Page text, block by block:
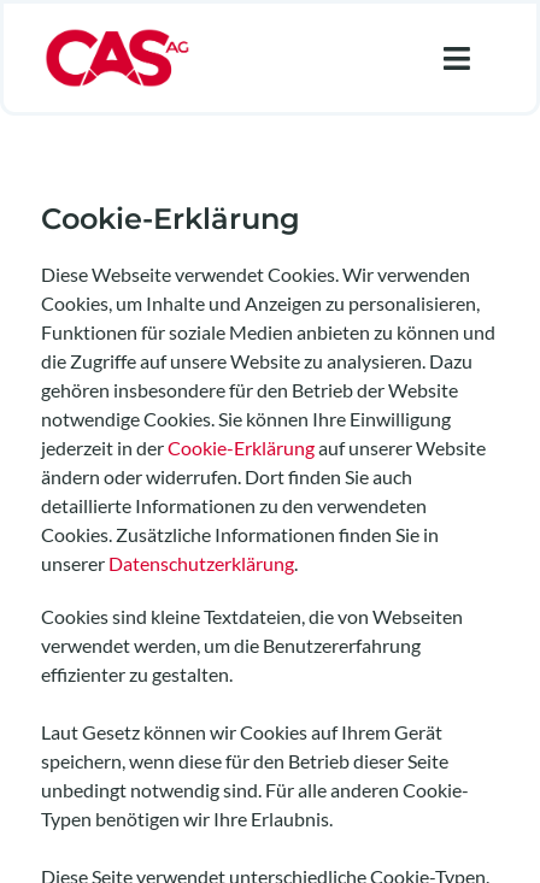
Inhalt
springen
Data Analytics
Lösungen
Über uns
Karriere
Suche
nach:
Cookie-Erklärung
Diese Webseite verwendet Cookies. Wir verwenden
Cookies, um Inhalte und Anzeigen zu personalisieren,
Funktionen für soziale Medien anbieten zu können und
die Zugriffe auf unsere Website zu analysieren. Dazu
gehören insbesondere für den Betrieb der Website
notwendige Cookies. Sie können Ihre Einwilligung
jederzeit in derCookie-Erklärungauf unserer Website
ändern oder widerrufen. Dort finden Sie auch
detaillierte Informationen zu den verwendeten
Cookies. Zusätzliche Informationen finden Sie in
unserer Datenschutzerklärung.
Cookies sind kleine Textdateien, die von Webseiten
verwendet werden, um die Benutzererfahrung
effizienter zu gestalten.
Laut Gesetz können wir Cookies auf Ihrem Gerät
speichern, wenn diese für den Betrieb dieser Seite
unbedingt notwendig sind. Für alle anderen Cookie-
Typen benötigen wir Ihre Erlaubnis.
Diese Seite verwendet unterschiedliche Cookie-Typen.